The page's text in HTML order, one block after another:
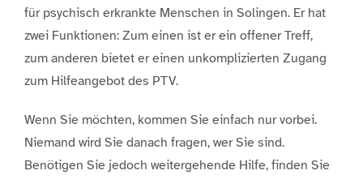
für psychisch erkrankte Menschen in Solingen. Er hat
zwei Funktionen: Zum einen ist er ein offener Treff,
zum anderen bietet er einen unkomplizierten Zugang
zum Hilfeangebot des PTV.
Wenn Sie möchten, kommen Sie einfach nur vorbei.
Niemand wird Sie danach fragen, wer Sie sind.
Benötigen Sie jedoch weitergehende Hilfe, finden Sie